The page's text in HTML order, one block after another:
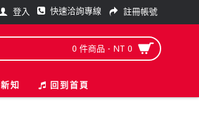
登入 快速洽詢專線 註冊帳號
0 件商品 - NT 0
知 回到首頁